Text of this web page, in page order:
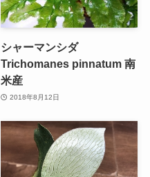
シャーマンシダ
Trichomanes pinnatum 南
米産
2018年8月12日